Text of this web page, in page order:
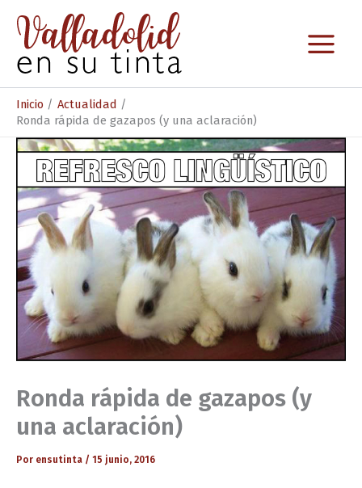
contenido
Inicio
Actualidad
Ronda rápida de gazapos (y una aclaración)
Ronda rápida de gazapos (y
una aclaración)
Por ensutinta / 15 junio, 2016